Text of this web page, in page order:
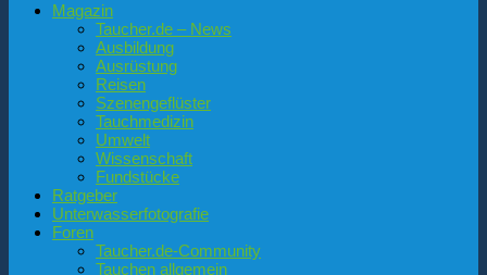
Magazin
Taucher.de – News
Ausbildung
Ausrüstung
Reisen
Szenengeflüster
Tauchmedizin
Umwelt
Wissenschaft
Fundstücke
Ratgeber
Unterwasserfotografie
Foren
Taucher.de-Community
Tauchen allgemein